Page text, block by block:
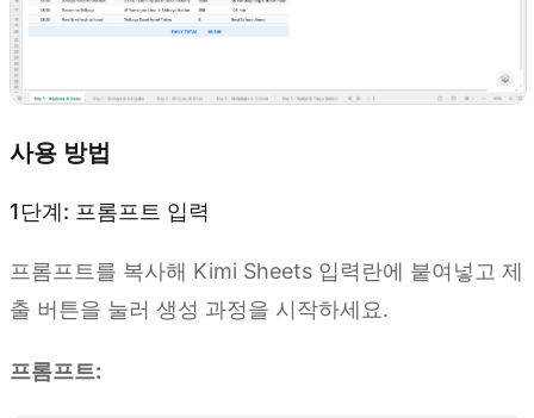
사용 방법
1단계: 프롬프트 입력
프롬프트를 복사해 Kimi Sheets 입력란에 붙여넣고 제
출 버튼을 눌러 생성 과정을 시작하세요.
프롬프트: